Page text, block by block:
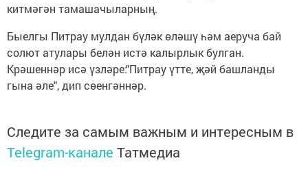
китмәгән тамашачыларның.
Быелгы Питрау мулдан бүләк өләшү һәм аеруча бай
солют атулары белән истә калырлык булган.
Крәшеннәр исә үзләре:"Питрау үтте, җәй башланды
гына әле", дип сөенгәннәр.
Следите за самым важным и интересным в
Telegram-канале Татмедиа